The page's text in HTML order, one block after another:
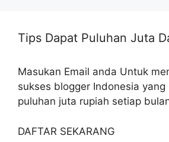
Tips Dapat Puluhan Juta
Masukan Email anda Untuk
sukses blogger Indonesia yang
puluhan juta rupiah setiap
DAFTAR SEKARANG